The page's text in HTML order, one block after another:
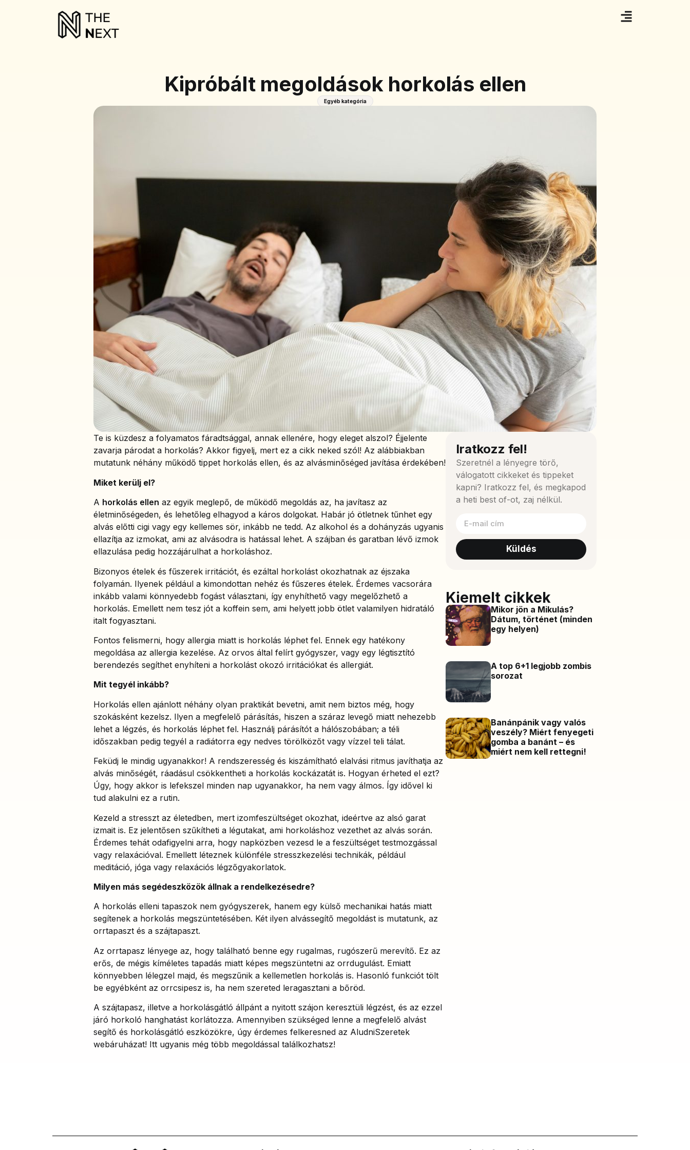
Kipróbált megoldások horkolás ellen
Egyéb kategória
Te is küzdesz a folyamatos fáradtsággal, annak ellenére, hogy eleget alszol? Éjjelente
zavarja párodat a horkolás? Akkor figyelj, mert ez a cikk neked szól! Az alábbiakban
mutatunk néhány működő tippet horkolás ellen, és az alvásminőséged javítása érdekében!
Miket kerülj el?
A horkolás ellen az egyik meglepő, de működő megoldás az, ha javítasz az
életminőségeden, és lehetőleg elhagyod a káros dolgokat. Habár jó ötletnek tűnhet egy
alvás előtti cigi vagy egy kellemes sör, inkább ne tedd. Az alkohol és a dohányzás ugyanis
ellazítja az izmokat, ami az alvásodra is hatással lehet. A szájban és garatban lévő izmok
ellazulása pedig hozzájárulhat a horkoláshoz.
Bizonyos ételek és fűszerek irritációt, és ezáltal horkolást okozhatnak az éjszaka
folyamán. Ilyenek például a kimondottan nehéz és fűszeres ételek. Érdemes vacsorára
inkább valami könnyedebb fogást választani, így enyhíthető vagy megelőzhető a
horkolás. Emellett nem tesz jót a koffein sem, ami helyett jobb ötlet valamilyen hidratáló
italt fogyasztani.
Fontos felismerni, hogy allergia miatt is horkolás léphet fel. Ennek egy hatékony
megoldása az allergia kezelése. Az orvos által felírt gyógyszer, vagy egy légtisztító
berendezés segíthet enyhíteni a horkolást okozó irritációkat és allergiát.
Mit tegyél inkább?
Horkolás ellen ajánlott néhány olyan praktikát bevetni, amit nem biztos még, hogy
szokásként kezelsz. Ilyen a megfelelő párásítás, hiszen a száraz levegő miatt nehezebb
lehet a légzés, és horkolás léphet fel. Használj párásítót a hálószobában; a téli
időszakban pedig tegyél a radiátorra egy nedves törölközőt vagy vízzel teli tálat.
Feküdj le mindig ugyanakkor! A rendszeresség és kiszámítható elalvási ritmus javíthatja az
alvás minőségét, ráadásul csökkentheti a horkolás kockázatát is. Hogyan érheted el ezt?
Úgy, hogy akkor is lefekszel minden nap ugyanakkor, ha nem vagy álmos. Így idővel ki
tud alakulni ez a rutin.
Kezeld a stresszt az életedben, mert izomfeszültséget okozhat, ideértve az alsó garat
izmait is. Ez jelentősen szűkítheti a légutakat, ami horkoláshoz vezethet az alvás során.
Érdemes tehát odafigyelni arra, hogy napközben vezesd le a feszültséget testmozgással
vagy relaxációval. Emellett léteznek különféle stresszkezelési technikák, például
meditáció, jóga vagy relaxációs légzőgyakorlatok.
Milyen más segédeszközök állnak a rendelkezésedre?
A horkolás elleni tapaszok nem gyógyszerek, hanem egy külső mechanikai hatás miatt
segítenek a horkolás megszüntetésében. Két ilyen alvássegítő megoldást is mutatunk, az
orrtapaszt és a szájtapaszt.
Az orrtapasz lényege az, hogy található benne egy rugalmas, rugószerű merevítő. Ez az
erős, de mégis kíméletes tapadás miatt képes megszüntetni az orrdugulást. Emiatt
könnyebben lélegzel majd, és megszűnik a kellemetlen horkolás is. Hasonló funkciót tölt
be egyébként az orrcsipesz is, ha nem szereted leragasztani a bőröd.
A szájtapasz, illetve a horkolásgátló állpánt a nyitott szájon keresztüli légzést, és az ezzel
járó horkoló hanghatást korlátozza. Amennyiben szükséged lenne a megfelelő alvást
segítő és horkolásgátló eszközökre, úgy érdemes felkeresned az AludniSzeretek
webáruházat! Itt ugyanis még több megoldással találkozhatsz!
Iratkozz fel!
Szeretnél a lényegre törő,
válogatott cikkeket és tippeket
kapni? Iratkozz fel, és megkapod
a heti best of-ot, zaj nélkül.
Küldés
Kiemelt cikkek
Mikor jön a Mikulás?
Dátum, történet (minden
egy helyen)
A top 6+1 legjobb zombis
sorozat
Banánpánik vagy valós
veszély? Miért fenyegeti
gomba a banánt – és
miért nem kell rettegni!